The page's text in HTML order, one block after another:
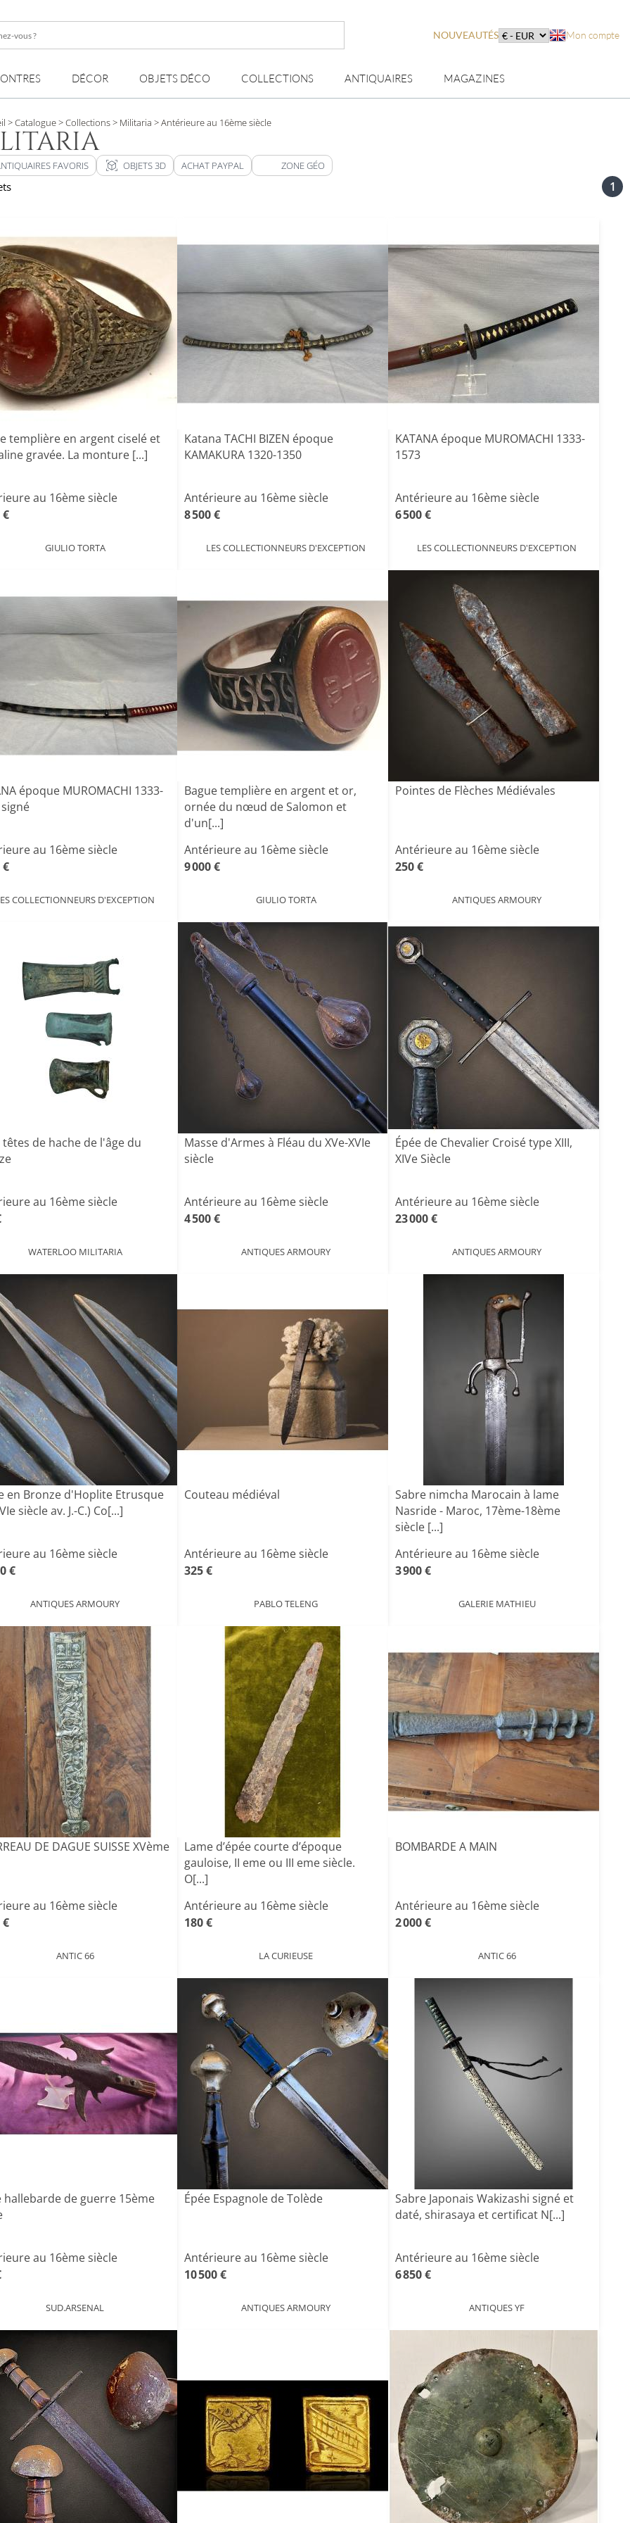
NOUVEAUTÉS Mon compte
DÉCOR OBJETS DÉCO COLLECTIONS ANTIQUAIRES MAGAZINES
> Catalogue> Collections> Militaria > Antérieure au 16ème siècle
FAVORIS view_in_ar OBJETS 3D ACHAT PAYPAL ZONE GÉO
1
templière en argent ciselé et
gravée. La monture [...]
au 16ème siècle
€
GIULIO TORTA
Katana TACHI BIZEN époque
KAMAKURA 1320-1350
Antérieure au 16ème siècle
8 500 €
LES COLLECTIONNEURS D'EXCEPTION
KATANA époque MUROMACHI 1333-
1573
Antérieure au 16ème siècle
6 500 €
LES COLLECTIONNEURS D'EXCEPTION
époque MUROMACHI 1333-
au 16ème siècle
€
COLLECTIONNEURS D'EXCEPTION
Bague templière en argent et or,
ornée du nœud de Salomon et
d'un[...]
Antérieure au 16ème siècle
9 000 €
GIULIO TORTA
Pointes de Flèches Médiévales
Antérieure au 16ème siècle
250 €
ANTIQUES ARMOURY
de hache de l'âge du
au 16ème siècle
WATERLOO MILITARIA
Masse d'Armes à Fléau du XVe-XVIe
siècle
Antérieure au 16ème siècle
4 500 €
ANTIQUES ARMOURY
Épée de Chevalier Croisé type XIII,
XIVe Siècle
Antérieure au 16ème siècle
23 000 €
ANTIQUES ARMOURY
en Bronze d'Hoplite Etrusque
siècle av. J.-C.) Co[...]
au 16ème siècle
€
ANTIQUES ARMOURY
Couteau médiéval
Antérieure au 16ème siècle
325 €
PABLO TELENG
Sabre nimcha Marocain à lame
Nasride - Maroc, 17ème-18ème
siècle [...]
Antérieure au 16ème siècle
3 900 €
GALERIE MATHIEU
DE DAGUE SUISSE XVème
au 16ème siècle
€
ANTIC 66
Lame d’épée courte d’époque
gauloise, II eme ou III eme siècle.
O[...]
Antérieure au 16ème siècle
180 €
LA CURIEUSE
BOMBARDE A MAIN
Antérieure au 16ème siècle
2 000 €
ANTIC 66
hallebarde de guerre 15ème
au 16ème siècle
SUD.ARSENAL
Épée Espagnole de Tolède
Antérieure au 16ème siècle
10 500 €
ANTIQUES ARMOURY
Sabre Japonais Wakizashi signé et
daté, shirasaya et certificat N[...]
Antérieure au 16ème siècle
6 850 €
ANTIQUES YF